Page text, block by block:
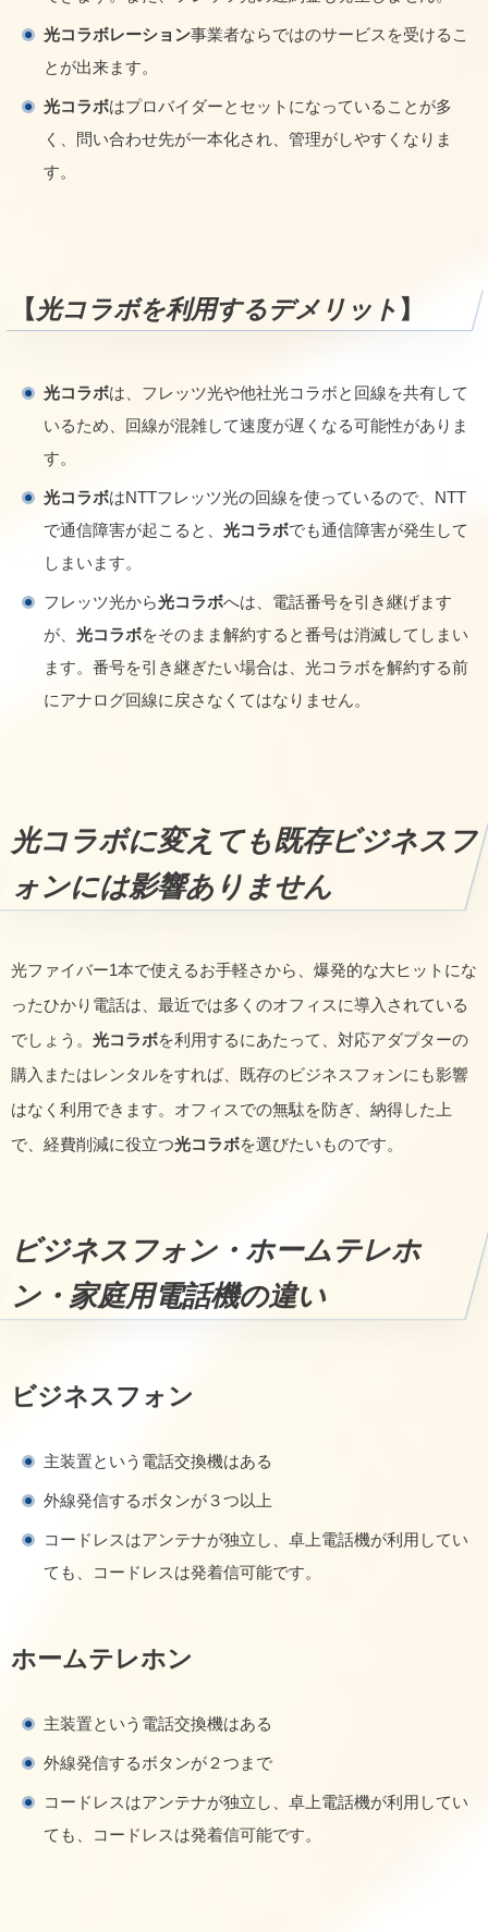
光コラボレーション事業者ならではのサービスを受けるこ
とが出来ます。
光コラボはプロバイダーとセットになっていることが多
く、問い合わせ先が一本化され、管理がしやすくなりま
す。
【 光コラボを利用するデメリット 】
光コラボは、フレッツ光や他社光コラボと回線を共有して
いるため、回線が混雑して速度が遅くなる可能性がありま
す。
光コラボはNTTフレッツ光の回線を使っているので、NTT
で通信障害が起こると、 光コラボでも通信障害が発生して
しまいます。
フレッツ光から光コラボへは、電話番号を引き継げます
が、 光コラボをそのまま解約すると番号は消滅してしまい
ます。番号を引き継ぎたい場合は、光コラボを解約する前
にアナログ回線に戻さなくてはなりません。
光コラボに変えても既存ビジネスフ
ォンには影響ありません
光ファイバー1本で使えるお手軽さから、爆発的な大ヒットにな
ったひかり電話は、最近では多くのオフィスに導入されている
でしょう。 光コラボを利用するにあたって、対応アダプターの
購入またはレンタルをすれば、既存のビジネスフォンにも影響
はなく利用できます。オフィスでの無駄を防ぎ、納得した上
で、経費削減に役立つ光コラボを選びたいものです。
ビジネスフォン・ホームテレホ
ン・家庭用電話機の違い
ビジネスフォン
主装置という電話交換機はある
外線発信するボタンが３つ以上
コードレスはアンテナが独立し、卓上電話機が利用してい
ても、コードレスは発着信可能です。
ホームテレホン
主装置という電話交換機はある
外線発信するボタンが２つまで
コードレスはアンテナが独立し、卓上電話機が利用してい
ても、コードレスは発着信可能です。